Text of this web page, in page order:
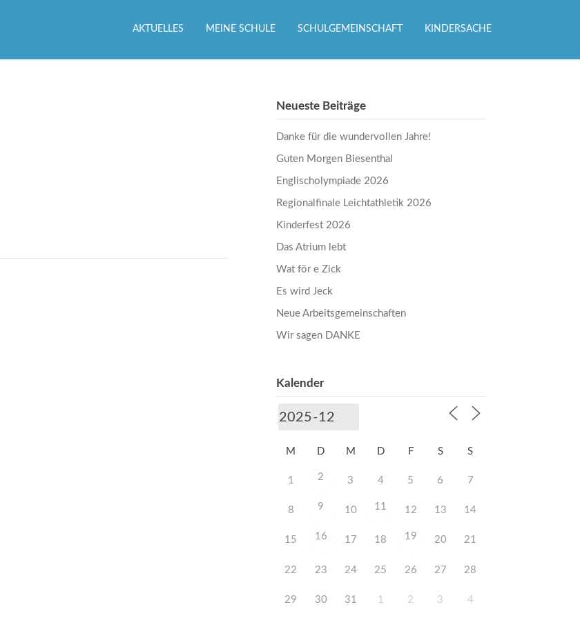
AKTUELLES MEINE SCHULE SCHULGEMEINSCHAFT KINDERSACHE
Neueste Beiträge
Danke für die wundervollen Jahre!
Guten Morgen Biesenthal
Englischolympiade 2026
Regionalfinale Leichtathletik 2026
Kinderfest 2026
Das Atrium lebt
Wat för e Zick
Es wird Jeck
Neue Arbeitsgemeinschaften
Wir sagen DANKE
Kalender
M D M D F S S
1 2 3 4 5 6 7
8 9 10 11 12 13 14
15 16 17 18 19 20 21
22 23 24 25 26 27 28
29 30 31 1 2 3 4